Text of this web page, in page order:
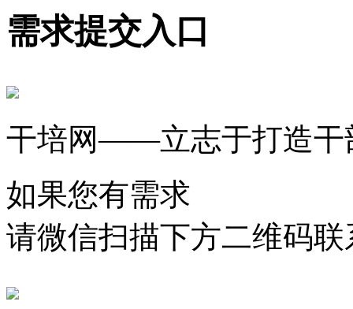
需求提交入口
干培网——立志于打造干
如果您有需求
请微信扫描下方二维码联